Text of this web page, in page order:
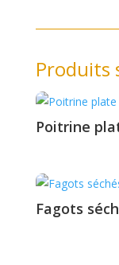
Produits
Poitrine
Fagots